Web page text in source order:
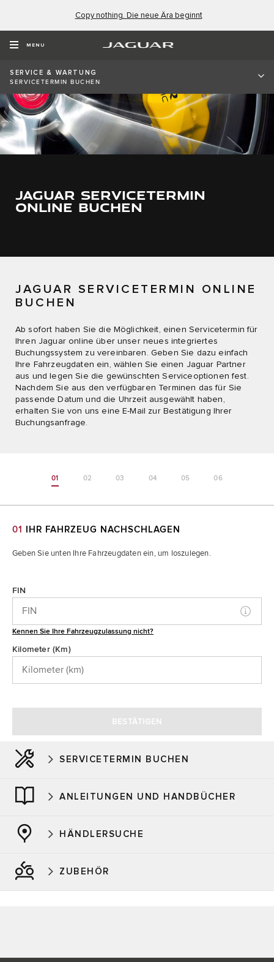
Copy nothing. Die neue Ära beginnt
MENU
SERVICE & WARTUNG
SERVICETERMIN BUCHEN
JAGUAR SERVICETERMIN
ONLINE BUCHEN
JAGUAR SERVICETERMIN ONLINE
BUCHEN
Ab sofort haben Sie die Möglichkeit, einen Servicetermin für
Ihren Jaguar online über unser neues integriertes
Buchungssystem zu vereinbaren. Geben Sie dazu einfach
Ihre Fahrzeugdaten ein, wählen Sie einen Jaguar Partner
aus und legen Sie die gewünschten Serviceoptionen fest.
Nachdem Sie aus den verfügbaren Terminen das für Sie
passende Datum und die Uhrzeit ausgewählt haben,
erhalten Sie von uns eine E-Mail zur Bestätigung Ihrer
Buchungsanfrage.
SERVICETERMIN BUCHEN
ANLEITUNGEN UND HANDBÜCHER
HÄNDLERSUCHE
ZUBEHÖR